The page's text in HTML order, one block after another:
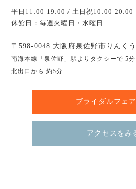
平日11:00-19:00 / 土日祝10:00-20:00
休館日：毎週火曜日・水曜日
〒598-0048 大阪府泉佐野市りんく
南海本線「泉佐野」駅よりタクシーで 5
北出口から 約5分
ブライダルフェ
アクセスをみ